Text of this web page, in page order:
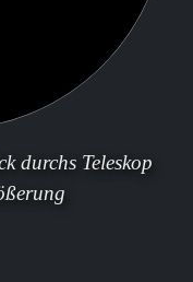
durchs Teleskop